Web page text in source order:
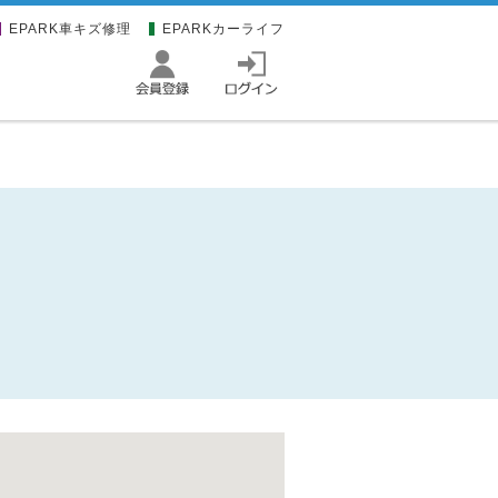
EPARK車キズ修理 EPARKカーライフ